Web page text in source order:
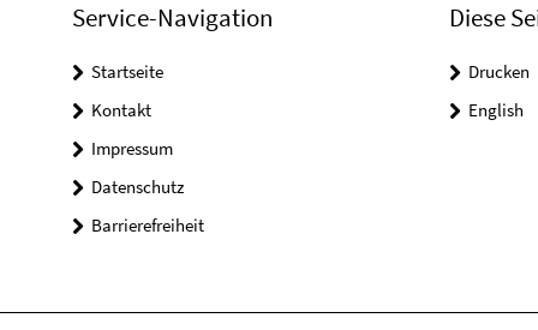
Service-Navigation
Startseite
Kontakt
Impressum
Datenschutz
Barrierefreiheit
Diese
Drucken
English